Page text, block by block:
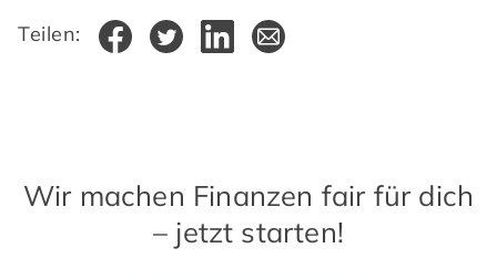
Teilen:
Wir machen Finanzen fair für dich
– jetzt starten!